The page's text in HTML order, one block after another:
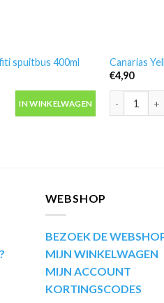
spuitbus 400ml
spuitbus 400ml aantal
IN WINKELWAGEN
Canarias
€4,90
Canarias
WEBSHOP
BEZOEK DE
MIJN WINKELWAGEN
MIJN ACCOUNT
KORTINGSCODES